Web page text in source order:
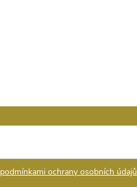
podmínkami ochrany osobních údajů